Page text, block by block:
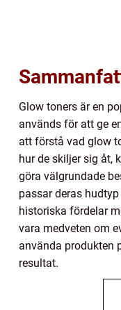
Glow toners är en
används för att ge
att förstå vad glow
hur de skiljer sig åt,
göra välgrundade
passar deras
historiska fördelar
vara medveten om
använda produkten
resultat.